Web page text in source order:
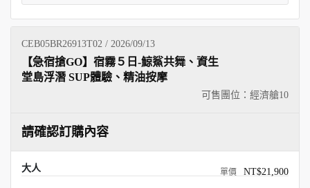
CEB05BR26913T02 / 2026/09/13
可售團位：經濟艙10
【急宿搶GO】宿霧５日-鯨鯊共舞、資生
堂島浮潛 SUP體驗、精油按摩
請確認訂購內容
大人 NT$21,900